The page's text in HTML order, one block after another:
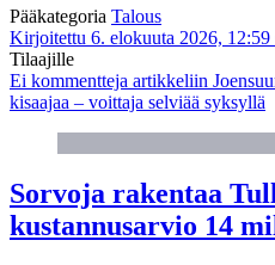
Pääkategoria Talous
Kirjoitettu 6. elokuuta 2026, 12:59
Tilaajille
Ei kommentteja artikkeliin
kisaajaa – voittaja selviää syksyllä
Sorvoja rakentaa
kustannusarvio 14